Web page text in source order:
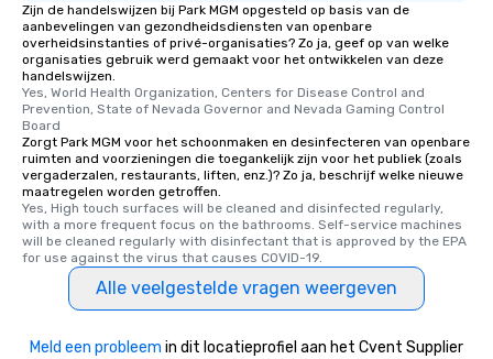
Zijn de handelswijzen bij Park MGM opgesteld op basis van de
aanbevelingen van gezondheidsdiensten van openbare
overheidsinstanties of privé-organisaties? Zo ja, geef op van welke
organisaties gebruik werd gemaakt voor het ontwikkelen van deze
handelswijzen.
Yes, World Health Organization, Centers for Disease Control and
Prevention, State of Nevada Governor and Nevada Gaming Control
Board
Zorgt Park MGM voor het schoonmaken en desinfecteren van openbare
ruimten and voorzieningen die toegankelijk zijn voor het publiek (zoals
vergaderzalen, restaurants, liften, enz.)? Zo ja, beschrijf welke nieuwe
maatregelen worden getroffen.
Yes, High touch surfaces will be cleaned and disinfected regularly,
with a more frequent focus on the bathrooms. Self-service machines
will be cleaned regularly with disinfectant that is approved by the EPA
for use against the virus that causes COVID-19.
Alle veelgestelde vragen weergeven
Meld een probleem in dit locatieprofiel aan het Cvent Supplier